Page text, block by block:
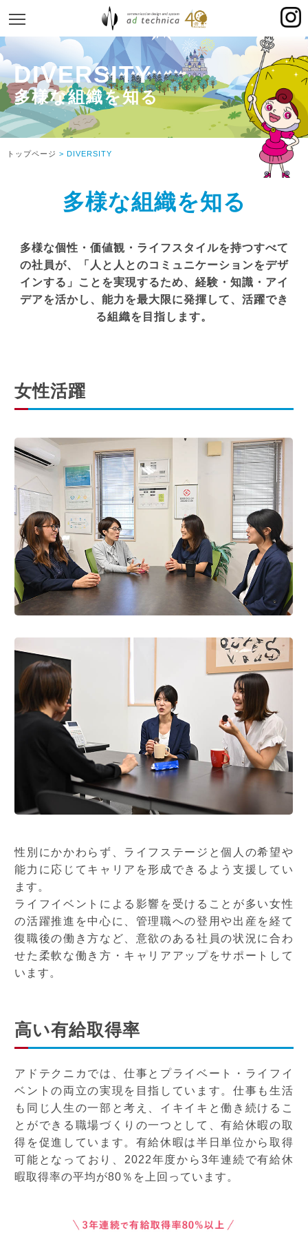
MENU
AWNTOWN
PROLOGUE
PROLOGUE
VISION
TOP MESSAGE
SALES
HELP DESK
UX DESIGN TECHNOLOGY
BUSINESS
CLOUD
SOLUTION
EMPLOYEE
EMPLOYEE
森金修一
保坂 奈々葉
栗原 美奈
佐藤 直也
多々良 颯一朗
座談会
ENVIRONMENT
ENVIRONMENT
CAREER
BENEFIT
HEALTH CARE
TECHNOLOGY
CONTACT
新卒採用
DIVERSITY
トップページ > DIVERSITY
多様な組織を知る
多様な個性・価値観・ライフスタイルを持つすべて
の社員が、「人と人とのコミュニケーションをデザ
インする」ことを実現するため、経験・知識・アイ
デアを活かし、能力を最大限に発揮して、活躍でき
る組織を目指します。
女性活躍
性別にかかわらず、ライフステージと個人の希望や
能力に応じてキャリアを形成できるよう支援してい
ます。
ライフイベントによる影響を受けることが多い女性
の活躍推進を中心に、管理職への登用や出産を経て
復職後の働き方など、意欲のある社員の状況に合わ
せた柔軟な働き方・キャリアアップをサポートして
います。
高い有給取得率
アドテクニカでは、仕事とプライベート・ライフイ
ベントの両立の実現を目指しています。仕事も生活
も同じ人生の一部と考え、イキイキと働き続けるこ
とができる職場づくりの一つとして、有給休暇の取
得を促進しています。有給休暇は半日単位から取得
可能となっており、2022年度から3年連続で有給休
暇取得率の平均が80％を上回っています。